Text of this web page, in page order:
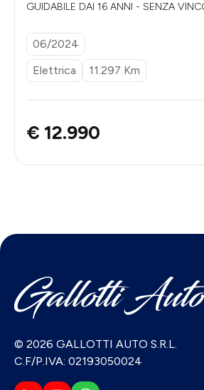
GUIDABILE DAI 16 ANNI - SENZA
06/2024
Elettrica
11.297 Km
€ 12.990
© 2026 GALLOTTI AUTO S.R.L.
C.F/P.IVA: 02193050024